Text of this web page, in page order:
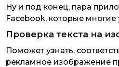
Ну и под конец, пара
Facebook, которые многие
Проверка текста на
Поможет узнать,
рекламное изображение